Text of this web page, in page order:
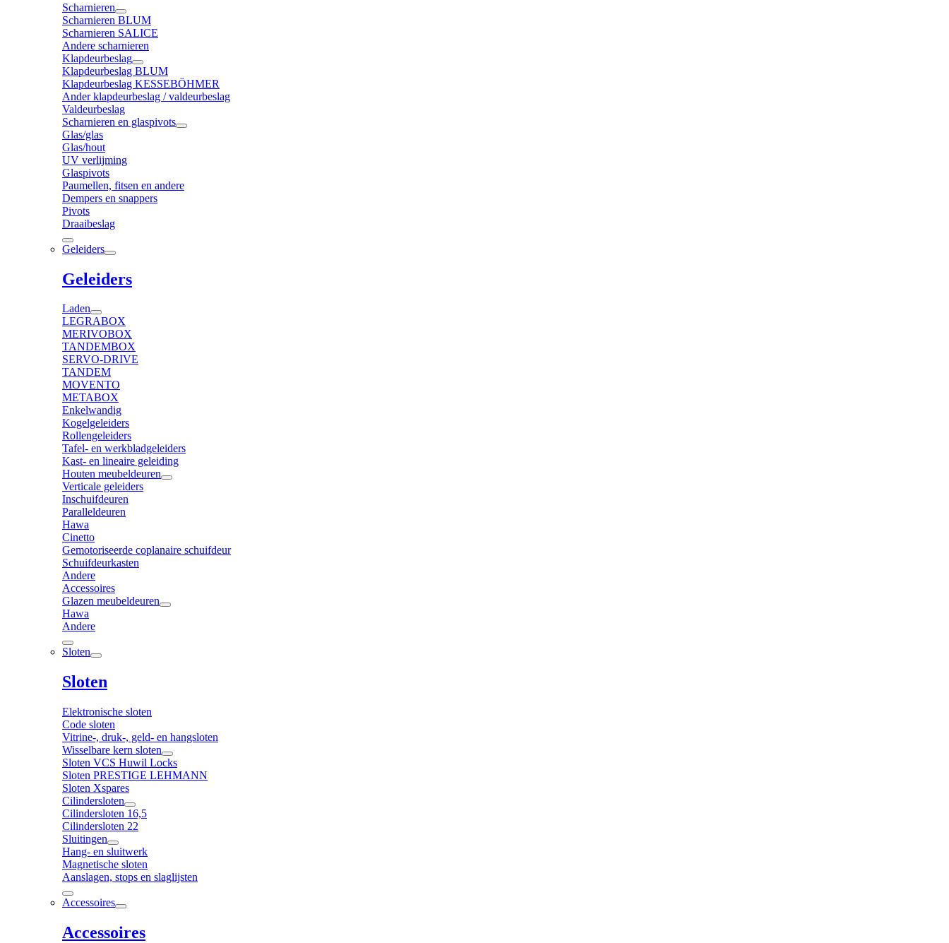
Scharnieren
Scharnieren BLUM
Scharnieren SALICE
Andere scharnieren
Klapdeurbeslag
Klapdeurbeslag BLUM
Klapdeurbeslag KESSEBÖHMER
Ander klapdeurbeslag / valdeurbeslag
Valdeurbeslag
Scharnieren en glaspivots
Glas/glas
Glas/hout
UV verlijming
Glaspivots
Paumellen, fitsen en andere
Dempers en snappers
Pivots
Draaibeslag
Geleiders
Geleiders
Laden
LEGRABOX
MERIVOBOX
TANDEMBOX
SERVO-DRIVE
TANDEM
MOVENTO
METABOX
Enkelwandig
Kogelgeleiders
Rollengeleiders
Tafel- en werkbladgeleiders
Kast- en lineaire geleiding
Houten meubeldeuren
Verticale geleiders
Inschuifdeuren
Paralleldeuren
Hawa
Cinetto
Gemotoriseerde coplanaire schuifdeur
Schuifdeurkasten
Andere
Accessoires
Glazen meubeldeuren
Hawa
Andere
Sloten
Sloten
Elektronische sloten
Code sloten
Vitrine-, druk-, geld- en hangsloten
Wisselbare kern sloten
Sloten VCS Huwil Locks
Sloten PRESTIGE LEHMANN
Sloten Xspares
Cilindersloten
Cilindersloten 16,5
Cilindersloten 22
Sluitingen
Hang- en sluitwerk
Magnetische sloten
Aanslagen, stops en slaglijsten
Accessoires
Accessoires